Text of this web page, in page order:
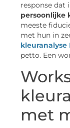
response dat
persoonlijke
meeste
met hun in
kleuranalyse
petto. Een
met